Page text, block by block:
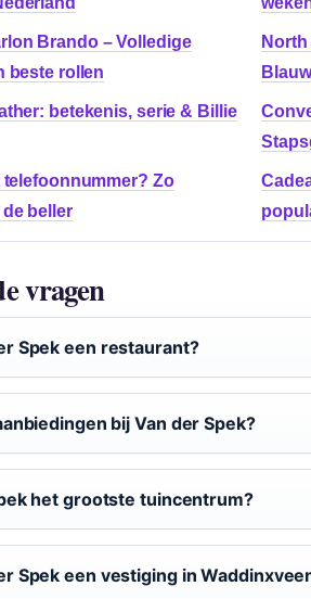
Brando – Volledige
beste rollen
Blauw
betekenis, serie & Billie
telefoonnummer? Zo
beller
vragen
Spek een restaurant?
bij Van der Spek?
het grootste tuincentrum?
Spek een vestiging in